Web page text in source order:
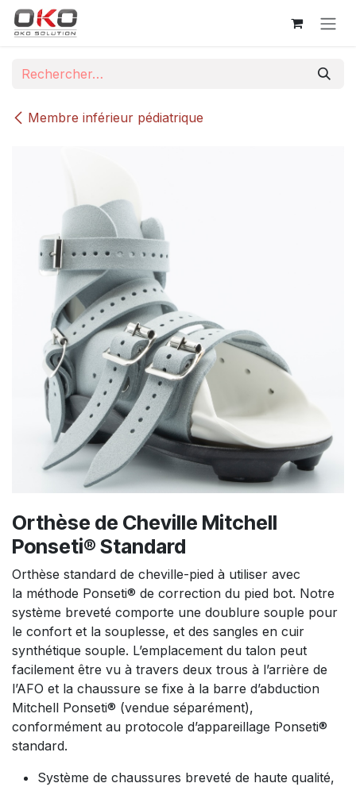
Se rendre au contenu
Membre inférieur pédiatrique
Orthèse de Cheville Mitchell
Ponseti® Standard
Orthèse standard de cheville-pied à utiliser avec
la méthode Ponseti® de correction du pied bot. Notre
système breveté comporte une doublure souple pour
le confort et la souplesse, et des sangles en cuir
synthétique souple. L’emplacement du talon peut
facilement être vu à travers deux trous à l’arrière de
l’AFO et la chaussure se fixe à la barre d’abduction
Mitchell Ponseti® (vendue séparément),
conformément au protocole d’appareillage Ponseti®
standard.
Système de chaussures breveté de haute qualité,